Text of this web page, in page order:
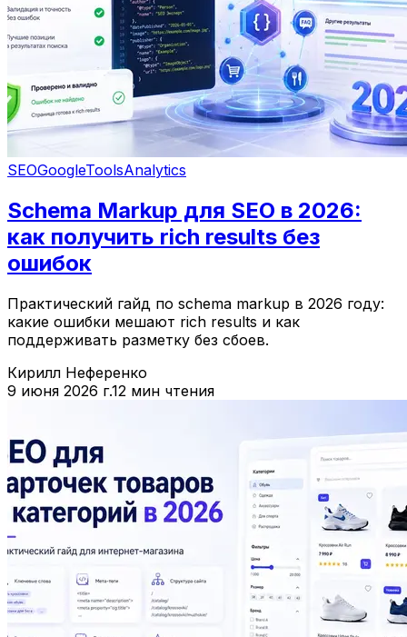
SEOGoogleToolsAnalytics
Schema Markup для SEO в 2026:
как получить rich results без
ошибок
Практический гайд по schema markup в 2026 году:
какие ошибки мешают rich results и как
поддерживать разметку без сбоев.
Кирилл Неференко
9 июня 2026 г.12 мин чтения